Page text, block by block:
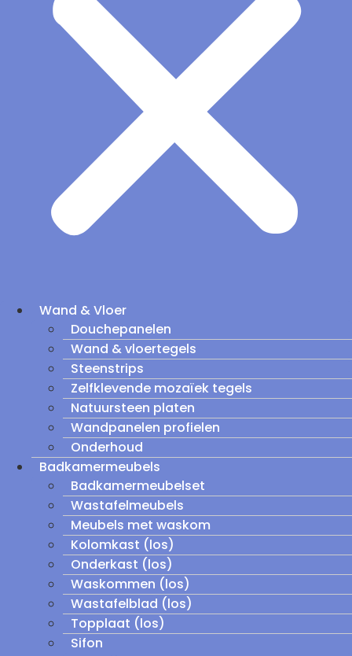
Wand & Vloer
Douchepanelen
Wand & vloertegels
Steenstrips
Zelfklevende mozaïek tegels
Natuursteen platen
Wandpanelen profielen
Onderhoud
Badkamermeubels
Badkamermeubelset
Wastafelmeubels
Meubels met waskom
Kolomkast (los)
Onderkast (los)
Waskommen (los)
Wastafelblad (los)
Topplaat (los)
Sifon